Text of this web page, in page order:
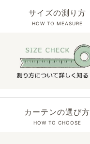
サイズの測り方
HOW TO MEASURE
カーテンの選び方
HOW TO CHOOSE